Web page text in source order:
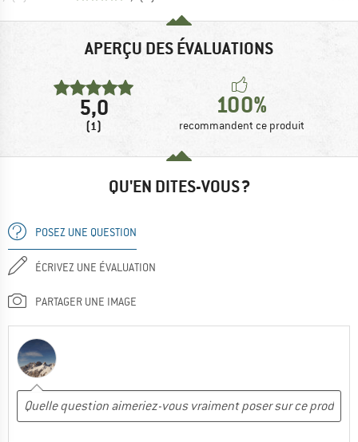
APERÇU DES ÉVALUATIONS
5,0
(1)
100%
recommandent ce produit
QU'EN DITES-VOUS ?
POSEZ UNE QUESTION
ÉCRIVEZ UNE ÉVALUATION
PARTAGER UNE IMAGE